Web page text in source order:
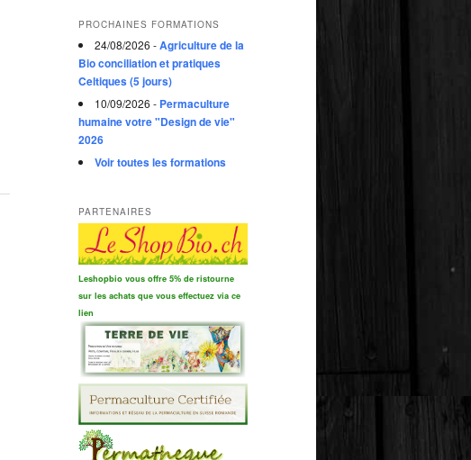
PROCHAINES FORMATIONS
24/08/2026 -Agriculture de la
Bio conciliation et pratiques
Celtiques (5 jours)
10/09/2026 - Permaculture
humaine votre "Design de vie"
2026
Voir toutes les formations
PARTENAIRES
Leshopbio vous offre 5% de ristourne
sur les achats que vous effectuez via ce
lien